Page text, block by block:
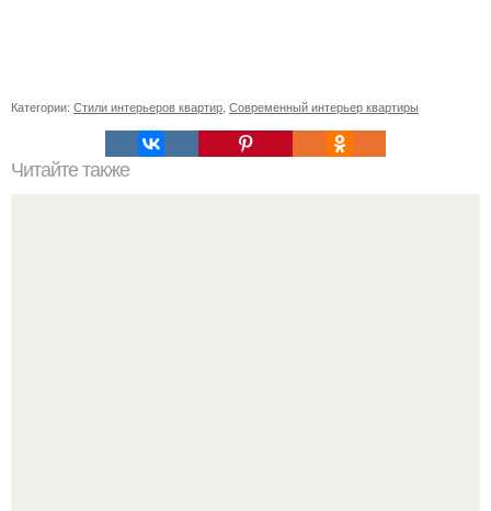
Категории: Стили интерьеров квартир Современный интерьер квартиры
Читайте также